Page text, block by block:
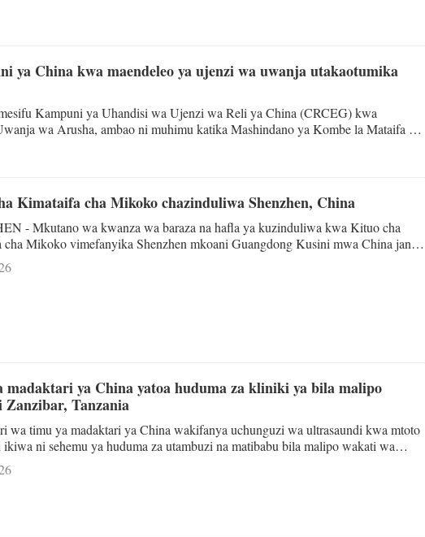
ya China kwa maendeleo ya ujenzi wa uwanja utakaotumika
Kampuni ya Uhandisi wa Ujenzi wa Reli ya China (CRCEG) kwa
wa Arusha, ambao ni muhimu katika Mashindano ya Kombe la Mataifa ya
na Kitengo cha Mawasiliano katika Ofisi ya Makamu wa Rais wa Tanzania
wa kazi na kasi ya utekelezaji, akisema mradi huo umefikia asilimia 88 na
Kimataifa cha Mikoko chazinduliwa Shenzhen, China
- Mkutano wa kwanza wa baraza na hafla ya kuzinduliwa kwa Kituo cha
Mikoko vimefanyika Shenzhen mkoani Guangdong Kusini mwa China jana
kutoka nchi wanachama, nchi watia saini na taasisi ya waangalizi ya
walihudhuria mkutano huo, ambapo mfululizo wa nyaraka za taasisi zikiwemo
madaktari ya China yatoa huduma za kliniki ya bila malipo
Zanzibar, Tanzania
wa timu ya madaktari ya China wakifanya uchunguzi wa ultrasaundi kwa mtoto
ni sehemu ya huduma za utambuzi na matibabu bila malipo wakati wa
ya wazi kwa umma visiwani Zanzibar, Tanzania, Julai 25, 2026. (Kundi la
ya madaktari ya China visiwani Zanzibar, Tanzania/kupitia Xinhua) DAR ES